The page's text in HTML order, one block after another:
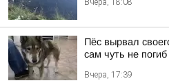
Вчера, 18:08
Пёс вырвал
сам чуть не погиб
Вчера, 17:39